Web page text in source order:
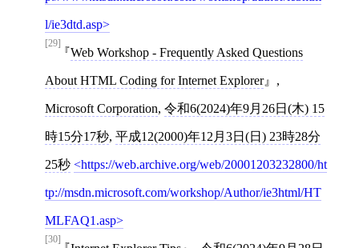
l/ie3dtd.asp
[29]
Web Workshop - Frequently Asked Questions
About HTML Coding for Internet Explorer ,
Microsoft Corporation, 令和6(2024)年9月26日(木) 15
時15分17秒, 平成12(2000)年12月3日(日) 23時28分
25秒 https://web.archive.org/web/20001203232800/ht
tp://msdn.microsoft.com/workshop/Author/ie3html/HT
MLFAQ1.asp
[30]